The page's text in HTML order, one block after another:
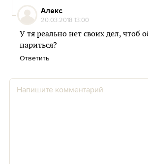
Алекс
20.03.2018 13:00
У тя реально нет своих дел, чтоб
париться?
Ответить